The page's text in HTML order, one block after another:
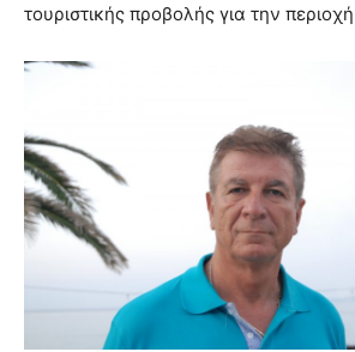
τουριστικής προβολής για την